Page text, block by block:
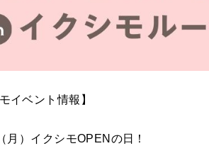
イベント情報】
月）イクシモOPENの日！